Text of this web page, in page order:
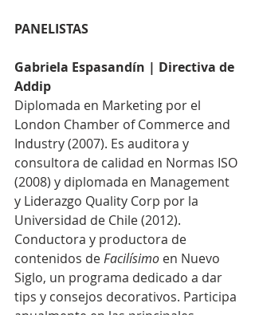
PANELISTAS
Gabriela Espasandín | Directiva de
Addip
Diplomada en Marketing por el
London Chamber of Commerce and
Industry (2007). Es auditora y
consultora de calidad en Normas ISO
(2008) y diplomada en Management
y Liderazgo Quality Corp por la
Universidad de Chile (2012).
Conductora y productora de
contenidos de Facilísimo en Nuevo
Siglo, un programa dedicado a dar
tips y consejos decorativos. Participa